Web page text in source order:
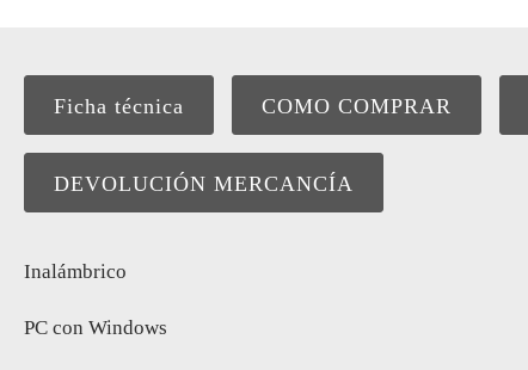
Ficha técnica COMO COMPRAR
DEVOLUCIÓN MERCANCÍA
Inalámbrico
PC con Windows